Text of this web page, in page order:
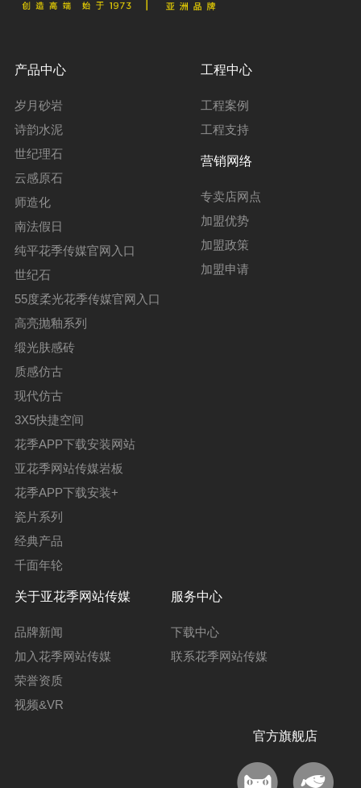
产品中心
岁月砂岩
诗韵水泥
世纪理石
云感原石
师造化
南法假日
纯平花季传媒官网入口
世纪石
55度柔光花季传媒官网入口
高亮抛釉系列
缎光肤感砖
质感仿古
现代仿古
3X5快捷空间
花季APP下载安装网站
亚花季网站传媒岩板
花季APP下载安装+
瓷片系列
经典产品
千面年轮
工程中心
工程案例
工程支持
营销网络
专卖店网点
加盟优势
加盟政策
加盟申请
关于亚花季网站传媒
品牌新闻
加入花季网站传媒
荣誉资质
视频&VR
服务中心
下载中心
联系花季网站传媒
官方旗舰店